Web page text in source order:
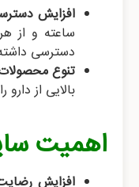
افزایش
ساعته و از
دسترسی
تنوع
بالایی از دارو
اهمیت